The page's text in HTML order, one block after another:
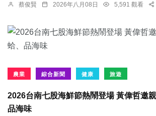
蔡俊賢 2026年八月08日 5,591 觀看
農業 綜合新聞 健康 旅遊
2026台南七股海鮮節熱鬧登場 黃偉哲邀親
品海味